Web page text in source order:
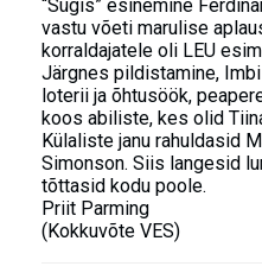
“Sügis” esinemine
vastu võeti marulise
korraldajatele oli LEU
Järgnes pildistamine,
loterii ja õhtusöök,
koos abiliste, kes olid
Külaliste janu rahuldasid
Simonson. Siis langesid
tõttasid kodu poole.
Priit Parming
(Kokkuvõte VES)